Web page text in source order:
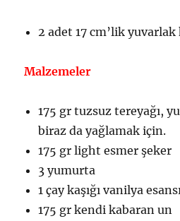
2 adet 17 cm’lik yuvarlak
Malzemeler
175 gr tuzsuz tereyağı,
biraz da yağlamak için.
175 gr light esmer şeker
3 yumurta
1 çay kaşığı vanilya esansı
175 gr kendi kabaran un